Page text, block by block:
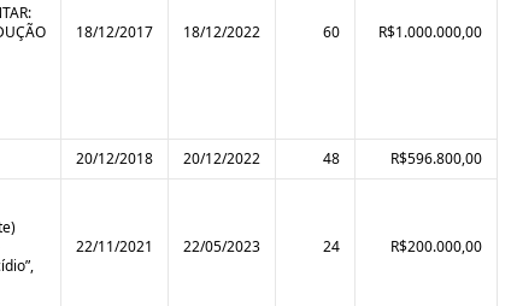
18/12/2017 18/12/2022 60 R$1.000.000,00
20/12/2018 20/12/2022 48
R$596.800,00
22/11/2021 22/05/2023 24 R$200.000,00